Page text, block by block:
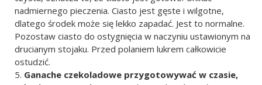
nadmiernego pieczenia. Ciasto jest gęste i wilgotne,
dlatego środek może się lekko zapadać. Jest to normalne.
Pozostaw ciasto do ostygnięcia w naczyniu ustawionym na
drucianym stojaku. Przed polaniem lukrem całkowicie
ostudzić.
Ganache czekoladowe przygotowywać w czasie,